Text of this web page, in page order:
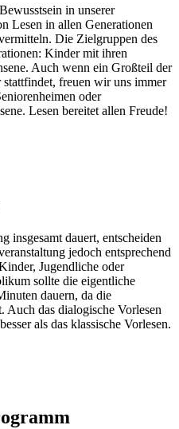
in unserer
Lesen in allen Generationen
Die Zielgruppen des
Kinder mit ihren
Auch wenn ein Großteil der
freuen wir uns immer
oder
Lesen bereitet allen Freude!
insgesamt dauert, entscheiden
jedoch entsprechend
Jugendliche oder
sollte die eigentliche
dauern, da die
Auch das dialogische Vorlesen
als das klassische Vorlesen.